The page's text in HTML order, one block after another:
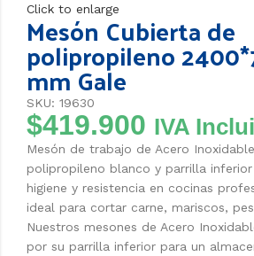
Click to enlarge
Mesón Cubierta de
polipropileno
mm Gale
SKU: 19630
$419.900 IVA
Mesón de trabajo de Acero
polipropileno blanco y parrilla
higiene y resistencia en cocinas
ideal para cortar carne, mariscos,
Nuestros mesones de Acero
por su parrilla inferior para un